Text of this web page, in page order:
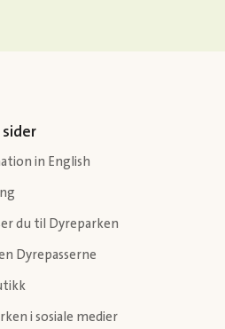
in English
du til Dyreparken
Dyrepasserne
i sosiale medier